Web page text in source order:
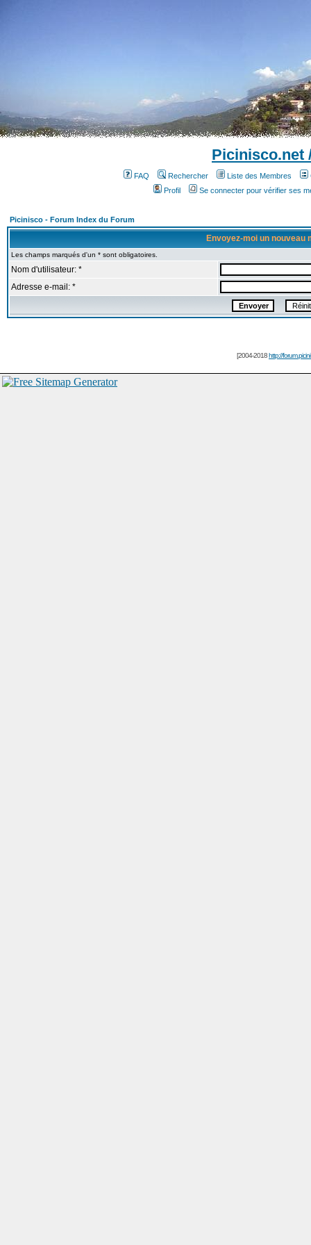
Picinisco.net
FAQ Rechercher Liste des Membres
Profil
Se connecter pour vérifier ses
Picinisco - Forum Index du Forum
Envoyez-moi un nouveau
Les champs marqués d'un * sont obligatoires.
Nom d'utilisateur: *
Adresse e-mail: *
[2004-2018http://